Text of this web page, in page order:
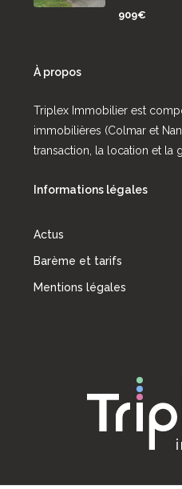
909€
À propos
Triplex Immobilier est
immobilières (Colmar et
transaction, la location et la
Informations légales
Actus
Barème et tarifs
Mentions légales